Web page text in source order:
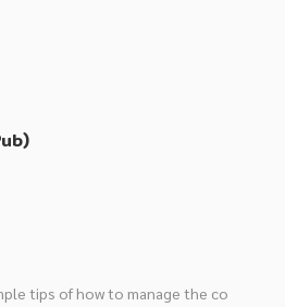
tips of how to manage the co